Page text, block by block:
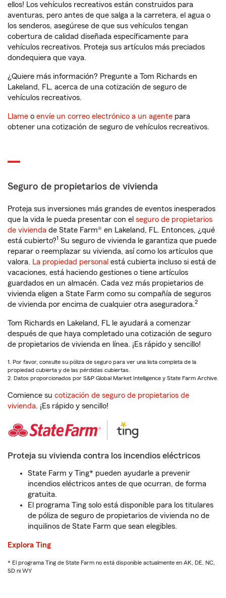
ellos! Los vehículos recreativos están construidos para
aventuras, pero antes de que salga a la carretera, el agua o
los senderos, asegúrese de que sus vehículos tengan
cobertura de calidad diseñada específicamente para
vehículos recreativos. Proteja sus artículos más preciados
dondequiera que vaya.
¿Quiere más información? Pregunte a Tom Richards en
Lakeland, FL, acerca de una cotización de seguro de
vehículos recreativos.
Llame o envíe un correo electrónico a un agente para
obtener una cotización de seguro de vehículos recreativos.
Seguro de propietarios de vivienda
Proteja sus inversiones más grandes de eventos inesperados
que la vida le pueda presentar con el seguro de propietarios
de vivienda de State Farm® en Lakeland, FL. Entonces, ¿qué
está cubierto?1 Su seguro de vivienda le garantiza que puede
reparar o reemplazar su vivienda, así como los artículos que
valora. La propiedad personal está cubierta incluso si está de
vacaciones, está haciendo gestiones o tiene artículos
guardados en un almacén. Cada vez más propietarios de
vivienda eligen a State Farm como su compañía de seguros
de vivienda por encima de cualquier otra aseguradora.2
Tom Richards en Lakeland, FL le ayudará a comenzar
después de que haya completado una cotización de seguro
de propietarios de vivienda en línea. ¡Es rápido y sencillo!
1. Por favor, consulte su póliza de seguro para ver una lista completa de la
propiedad cubierta y de las pérdidas cubiertas.
2. Datos proporcionados por S&P Global Market Intelligence y State Farm Archive.
Comience su cotización de seguro de propietarios de
vivienda. ¡Es rápido y sencillo!
Proteja su vivienda contra los incendios eléctricos
State Farm y Ting* pueden ayudarle a prevenir
incendios eléctricos antes de que ocurran, de forma
gratuita.
El programa Ting solo está disponible para los titulares
de póliza de seguro de propietarios de vivienda no de
inquilinos de State Farm que sean elegibles.
Explora Ting
* El programa Ting de State Farm no está disponible actualmente en AK, DE, NC,
SD ni WY